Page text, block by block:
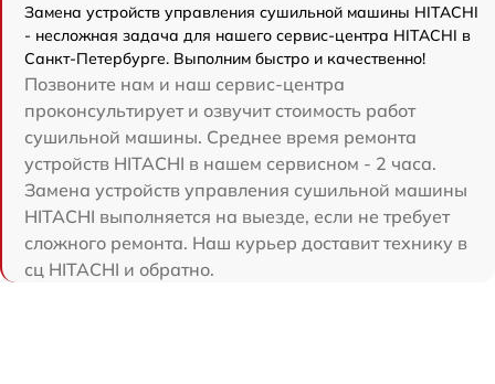
Замена устройств управления сушильной машины HITACHI
- несложная задача для нашего сервис-центра HITACHI в
Санкт-Петербурге. Выполним быстро и качественно!
Позвоните нам и наш сервис-центра
проконсультирует и озвучит стоимость работ
сушильной машины. Среднее время ремонта
устройств HITACHI в нашем сервисном - 2 часа.
Замена устройств управления сушильной машины
HITACHI выполняется на выезде, если не требует
сложного ремонта. Наш курьер доставит технику в
сц HITACHI и обратно.